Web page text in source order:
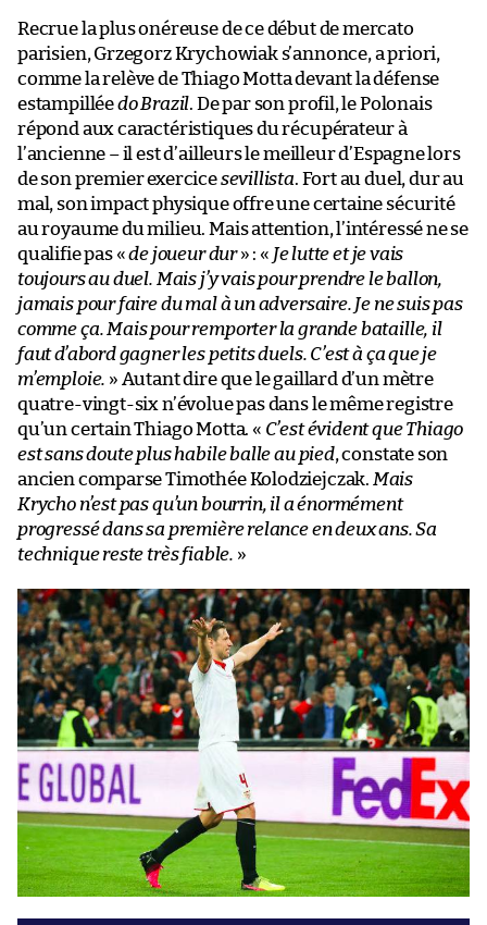
Recrue la plus onéreuse de ce début de mercato
parisien, Grzegorz Krychowiak s’annonce, a priori,
comme la relève de Thiago Motta devant la défense
estampilléedo Brazil. De par son profil, le Polonais
répond aux caractéristiques du récupérateur à
l’ancienne – il est d’ailleurs le meilleur d’Espagne lors
de son premier exercicesevillista. Fort au duel, dur au
mal, son impact physique offre une certaine sécurité
au royaume du milieu. Mais attention, l’intéressé ne se
qualifie pas «de joueur dur» : « Je lutte et je vais
toujours au duel. Mais j’y vais pour prendre le ballon,
jamais pour faire du mal à un adversaire. Je ne suis pas
comme ça. Mais pour remporter la grande bataille, il
faut d’abord gagner les petits duels. C’est à ça que je
m’emploie. » Autant dire que le gaillard d’un mètre
quatre-vingt-six n’évolue pas dans le même registre
qu’un certain Thiago Motta. « C’est évident que Thiago
est sans doute plus habile balle au pied, constate son
ancien comparse Timothée Kolodziejczak. Mais
Krycho n’est pas qu’un bourrin, il a énormément
progressé dans sa première relance en deux ans. Sa
technique reste très fiable. »